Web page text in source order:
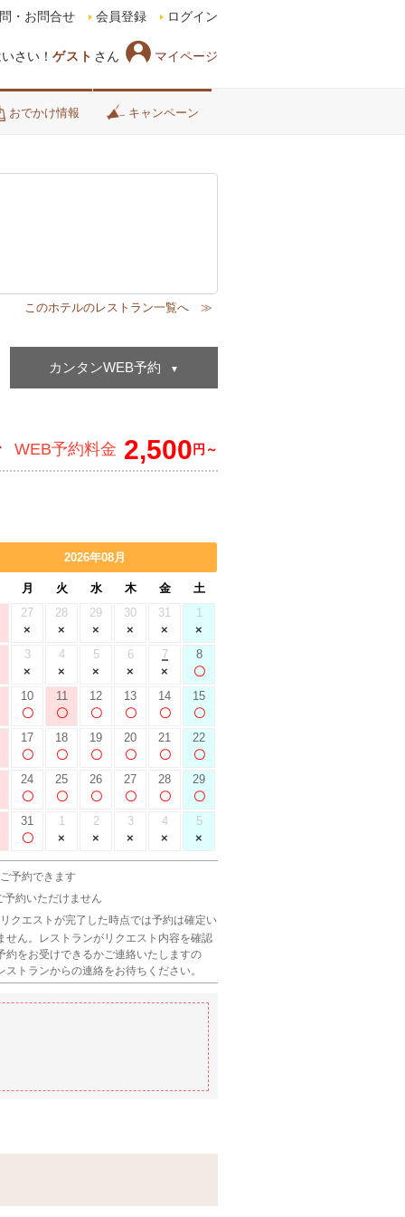
さい！ ゲスト さん マイページ
・お問合せ 会員登録 ログイン
おでかけ情報 キャンペーン
カンタンWEB予約
WEB予約料金 2,500 円～
2026年08月
月 火 水 木 金
土
27 28 29 30 31 1
3 4 5 6 7 8
10 11 12 13 14 15
17 18 19 20 21 22
24 25 26 27 28 29
31 1 2 3 4 5
予約できます
予約いただけません
クエストが完了した時点では予約は確定い
せん。レストランがリクエスト内容を確認
約をお受けできるかご連絡いたしますの
ストランからの連絡をお待ちください。